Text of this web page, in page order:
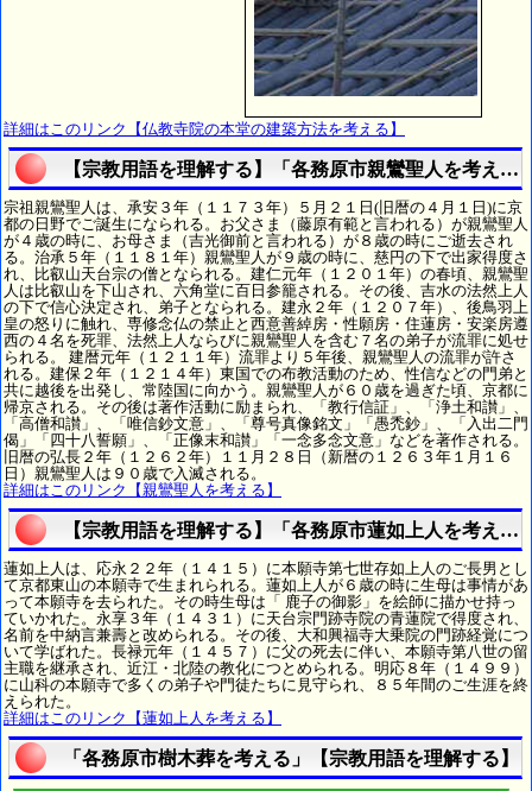
詳細はこのリンク【仏教寺院の本堂の建築方法を考える】
【宗教用語を理解する】「各務原市親鸞聖人を考える
宗祖親鸞聖人は、承安３年（１１７３年）５月２１日(旧暦の４月１日)に京
都の日野でご誕生になられる。お父さま（藤原有範と言われる）が親鸞聖人
が４歳の時に、お母さま（吉光御前と言われる）が８歳の時にご逝去され
る。治承５年（１１８１年）親鸞聖人が９歳の時に、慈円の下で出家得度さ
れ、比叡山天台宗の僧となられる。建仁元年（１２０１年）の春頃、親鸞聖
人は比叡山を下山され、六角堂に百日参籠される。その後、吉水の法然上人
の下で信心決定され、弟子となられる。建永２年（１２０７年）、後鳥羽上
皇の怒りに触れ、専修念仏の禁止と西意善綽房・性願房・住蓮房・安楽房遵
西の４名を死罪、法然上人ならびに親鸞聖人を含む７名の弟子が流罪に処せ
られる。 建暦元年（１２１１年）流罪より５年後、親鸞聖人の流罪が許さ
れる。建保２年（１２１４年）東国での布教活動のため、性信などの門弟と
共に越後を出発し、常陸国に向かう。親鸞聖人が６０歳を過ぎた頃、京都に
帰京される。その後は著作活動に励まられ、「教行信証」、「浄土和讃」、
「高僧和讃」、「唯信鈔文意」、「尊号真像銘文」「愚禿鈔」、「入出二門
偈」「四十八誓願」、「正像末和讃」「一念多念文意」などを著作される。
旧暦の弘長２年（１２６２年）１１月２８日（新暦の１２６３年１月１６
日）親鸞聖人は９０歳で入滅される。
詳細はこのリンク【親鸞聖人を考える】
【宗教用語を理解する】「各務原市蓮如上人を考える
蓮如上人は、応永２２年（１４１５）に本願寺第七世存如上人のご長男とし
て京都東山の本願寺で生まれられる。蓮如上人が６歳の時に生母は事情があ
って本願寺を去られた。その時生母は「 鹿子の御影」を絵師に描かせ持っ
ていかれた。永享３年（１４３１）に天台宗門跡寺院の青蓮院で得度され、
名前を中納言兼壽と改められる。その後、大和興福寺大乗院の門跡経覚につ
いて学ばれた。長禄元年（１４５７）に父の死去に伴い、本願寺第八世の留
主職を継承され、近江・北陸の教化につとめられる。明応８年（１４９９）
に山科の本願寺で多くの弟子や門徒たちに見守られ、８５年間のご生涯を終
えられた。
詳細はこのリンク【蓮如上人を考える】
「各務原市樹木葬を考える」【宗教用語を理解する】